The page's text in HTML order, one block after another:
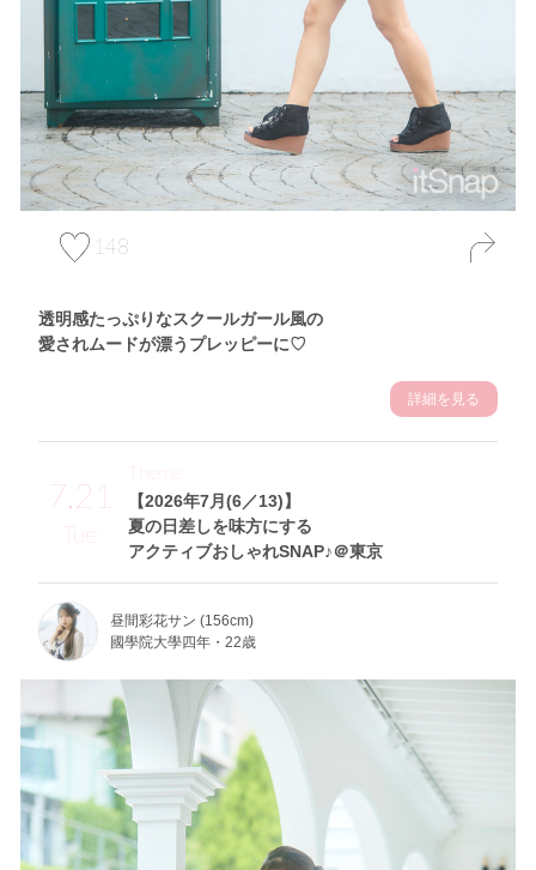
148
透明感たっぷりなスクールガール風の
愛されムードが漂うプレッピーに♡
詳細を見る
7.21
Tue
【2026年7月(6／13)】
夏の日差しを味方にする
アクティブおしゃれSNAP♪＠東京
Theme
昼間彩花サン (156cm)
國學院大學四年・22歳